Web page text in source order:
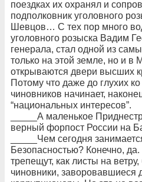
поездках их охранял и
подполковник уголовного
Шевцов… С тех пор много
уголовного розыска Вадим
генерала, стал одной из
только на этой земле, но и в
открываются двери высших
Потому что даже до глухих
чиновников начинает,
“национальных интересов”.
_____А маленькое
верный форпост России на
_____Чем сегодня
Безопасностью? Конечно,
трепещут, как листы на
чиновники, заворовавшиеся